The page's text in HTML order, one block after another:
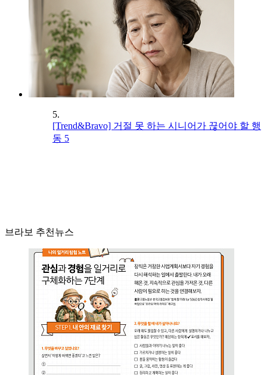
5.
[Trend&Bravo] 거절 못 하는 시니어가 끊어야 할 행
동 5
브라보 추천뉴스